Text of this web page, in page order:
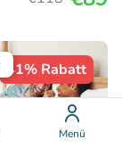
Menü
41% Rabatt